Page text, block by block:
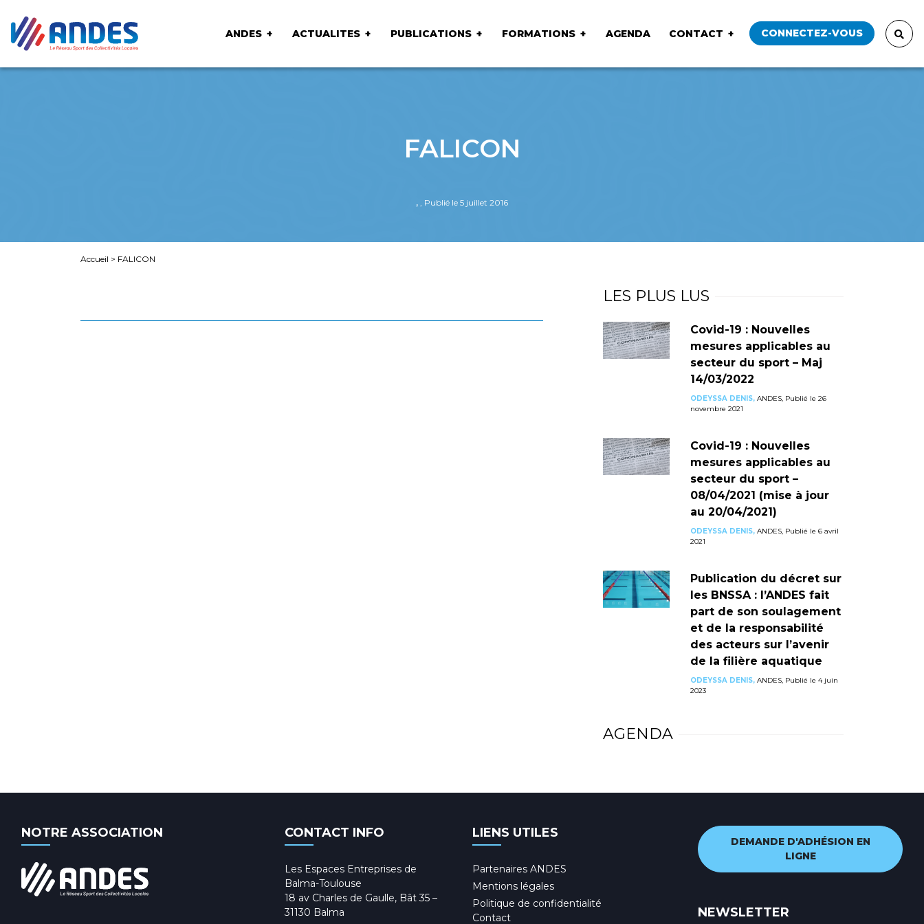
ANDES ACTUALITES PUBLICATIONS FORMATIONS AGENDA CONTACT CONNECTEZ-VOUS
FALICON
, , Publié le 5 juillet 2016
Accueil > FALICON
LES PLUS LUS
Covid-19 : Nouvelles
mesures applicables au
secteur du sport – Maj
14/03/2022
ODEYSSA DENIS,ANDES, Publié le 26
novembre 2021
Covid-19 : Nouvelles
mesures applicables au
secteur du sport –
08/04/2021 (mise à jour
au 20/04/2021)
ODEYSSA DENIS,ANDES, Publié le 6 avril
2021
Publication du décret sur
les BNSSA : l’ANDES fait
part de son soulagement
et de la responsabilité
des acteurs sur l’avenir
de la filière aquatique
ODEYSSA DENIS,ANDES, Publié le 4 juin
2023
AGENDA
NOTRE ASSOCIATION CONTACT INFO
Les Espaces Entreprises de
Balma-Toulouse
18 av Charles de Gaulle, Bât 35 –
31130 Balma
LIENS UTILES
Partenaires ANDES
Mentions légales
Politique de confidentialité
Contact
DEMANDE D'ADHÉSION EN
LIGNE
NEWSLETTER